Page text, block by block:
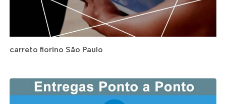
carreto fiorino São Paulo